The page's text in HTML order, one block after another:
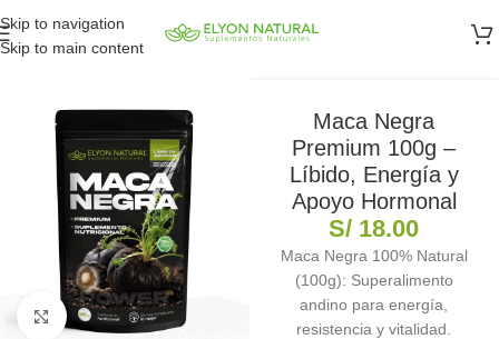
Skip to navigation
Skip to main content
Clic para ampliar
Maca Negra
Premium 100g –
Líbido, Energía y
Apoyo Hormonal
S/ 18.00
Maca Negra 100% Natural
(100g): Superalimento
andino para energía,
resistencia y vitalidad.